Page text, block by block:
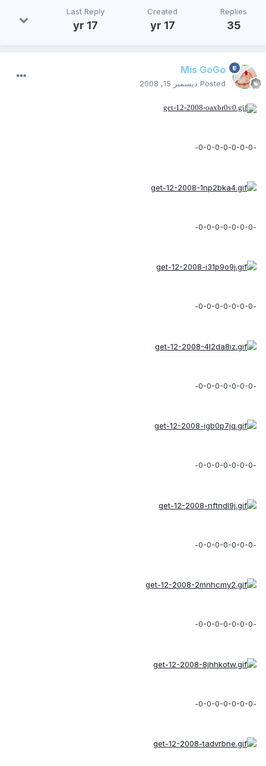
Replies
35
Created
17 yr
Last Reply
17 yr
Mis GoGo
Posted ديسمبر 15, 2008
-0-0-0-0-0-0-0-
-0-0-0-0-0-0-0-
-0-0-0-0-0-0-0-
-0-0-0-0-0-0-0-
-0-0-0-0-0-0-0-
-0-0-0-0-0-0-0-
-0-0-0-0-0-0-0-
-0-0-0-0-0-0-0-